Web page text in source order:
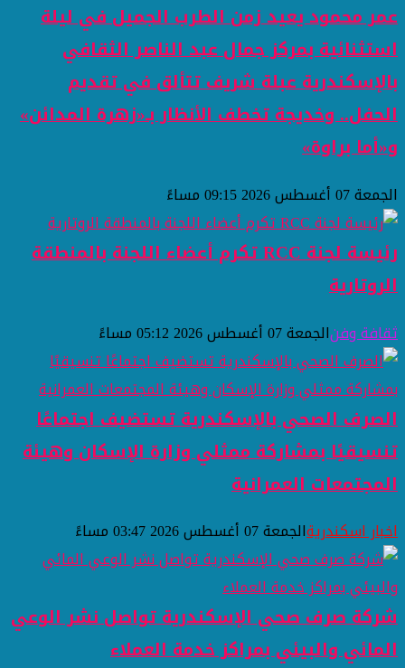
عمر محمود يعيد زمن الطرب الجميل في ليلة
استثنائية بمركز جمال عبد الناصر الثقافي
بالإسكندرية عبلة شريف تتألق في تقديم
الحفل.. وخديجة تخطف الأنظار بـ«زهرة المدائن»
و«أما براوة»
الجمعة 07 أغسطس 2026 09:15 مساءً
رئيسة لجنة RCC تكرم أعضاء اللجنة بالمنطقة
الروتارية
ثقافة وفنالجمعة 07 أغسطس 2026 05:12 مساءً
الصرف الصحي بالإسكندرية تستضيف اجتماعًا
تنسيقيًا بمشاركة ممثلي وزارة الإسكان وهيئة
المجتمعات العمرانية
اخبار اسكندريةالجمعة 07 أغسطس 2026 03:47 مساءً
شركة صرف صحي الإسكندرية تواصل نشر الوعي
المائي والبيئي بمراكز خدمة العملاء